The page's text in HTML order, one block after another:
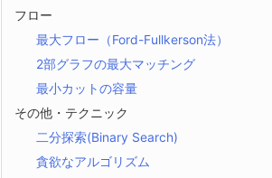
フロー
最大フロー（Ford-Fullkerson法）
2部グラフの最大マッチング
最小カットの容量
その他・テクニック
二分探索(Binary Search)
貪欲なアルゴリズム